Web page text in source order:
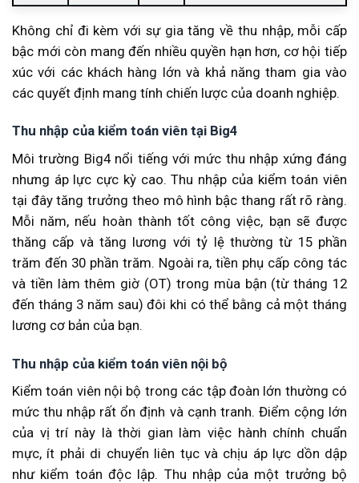
Không chỉ đi kèm với sự gia tăng về thu nhập, mỗi cấp
bậc mới còn mang đến nhiều quyền hạn hơn, cơ hội tiếp
xúc với các khách hàng lớn và khả năng tham gia vào
các quyết định mang tính chiến lược của doanh nghiệp.
Thu nhập của kiểm toán viên tại Big4
Môi trường Big4 nổi tiếng với mức thu nhập xứng đáng
nhưng áp lực cực kỳ cao. Thu nhập của kiểm toán viên
tại đây tăng trưởng theo mô hình bậc thang rất rõ ràng.
Mỗi năm, nếu hoàn thành tốt công việc, bạn sẽ được
thăng cấp và tăng lương với tỷ lệ thường từ 15 phần
trăm đến 30 phần trăm. Ngoài ra, tiền phụ cấp công tác
và tiền làm thêm giờ (OT) trong mùa bận (từ tháng 12
đến tháng 3 năm sau) đôi khi có thể bằng cả một tháng
lương cơ bản của bạn.
Thu nhập của kiểm toán viên nội bộ
Kiểm toán viên nội bộ trong các tập đoàn lớn thường có
mức thu nhập rất ổn định và cạnh tranh. Điểm cộng lớn
của vị trí này là thời gian làm việc hành chính chuẩn
mực, ít phải di chuyển liên tục và chịu áp lực dồn dập
như kiểm toán độc lập. Thu nhập của một trưởng bộ